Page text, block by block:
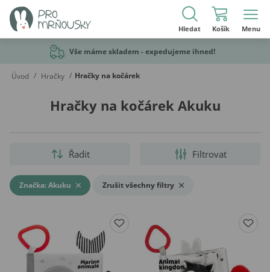
Hledat Košík Menu
Vše máme skladem - expedujeme ihned!
Úvod / Hračky / Hračky na kočárek
Hračky na kočárek Akuku
Filtrovat
Řadit
Značka: Akuku Zrušit všechny filtry